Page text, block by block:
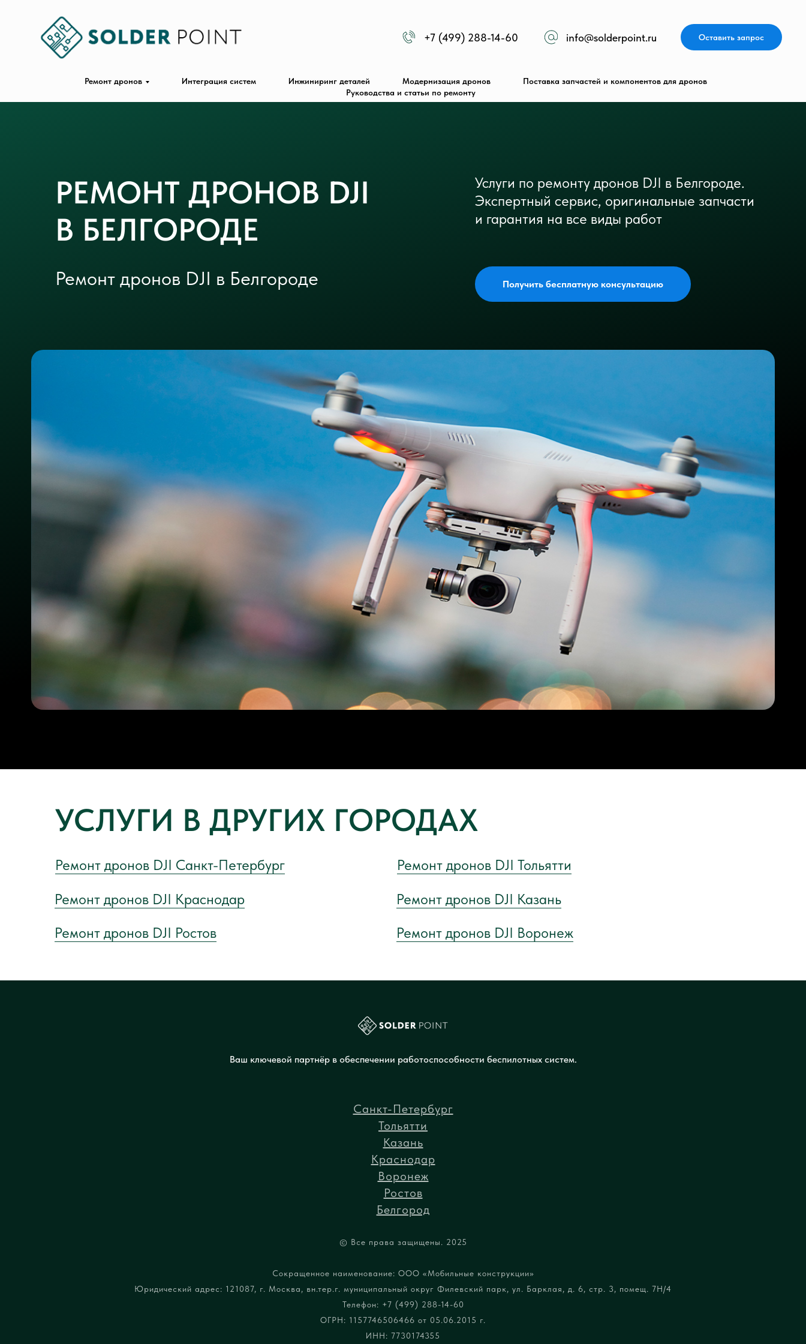
+7 (499) 288-14-60 info@solderpoint.ru Оставить запрос
Ремонт дронов Интеграция систем Инжиниринг деталей Модернизация дронов
Поставка запчастей и компонентов для дронов
Руководства и статьи по ремонту
РЕМОНТ ДРОНОВ DJI
В БЕЛГОРОДЕ
Ремонт дронов DJI в Белгороде
Услуги по ремонту дронов DJI в Белгороде.
Экспертный сервис, оригинальные запчасти
и гарантия на все виды работ
Получить бесплатную консультацию
Ремонт дронов DJI Санкт-Петербург
Ремонт дронов DJI Тольятти
Ремонт дронов DJI Краснодар
Ремонт дронов DJI Казань
Ремонт дронов DJI Ростов
Ремонт дронов DJI Воронеж
УСЛУГИ В ДРУГИХ ГОРОДАХ
Ваш ключевой партнёр в обеспечении работоспособности беспилотных систем.
Санкт-Петербург
Тольятти
Казань
Краснодар
Воронеж
Ростов
Белгород
© Все права защищены. 2025
Сокращенное наименование: ООО «Мобильные конструкции»
Юридический адрес: 121087, г. Москва, вн.тер.г. муниципальный округ Филевский парк, ул. Барклая, д. 6, стр. 3, помещ. 7Н/4
Телефон: +7 (499) 288-14-60
ОГРН: 1157746506466 от 05.06.2015 г.
ИНН: 7730174355